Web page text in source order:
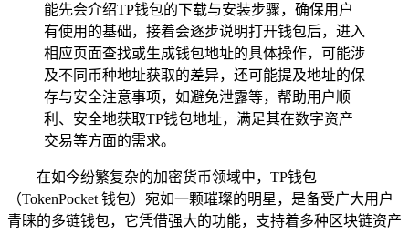
能先会介绍TP钱包的下载与安装步骤，确保用户
有使用的基础，接着会逐步说明打开钱包后，进入
相应页面查找或生成钱包地址的具体操作，可能涉
及不同币种地址获取的差异，还可能提及地址的保
存与安全注意事项，如避免泄露等，帮助用户顺
利、安全地获取TP钱包地址，满足其在数字资产
交易等方面的需求。
在如今纷繁复杂的加密货币领域中，TP钱包
（TokenPocket 钱包）宛如一颗璀璨的明星，是备受广大用户
青睐的多链钱包，它凭借强大的功能，支持着多种区块链资产